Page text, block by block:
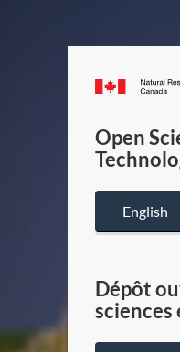
Open
English
Dépôt